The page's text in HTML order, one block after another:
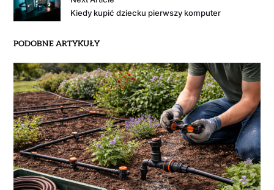
Kiedy kupić dziecku pierwszy komputer
PODOBNE ARTYKUŁY